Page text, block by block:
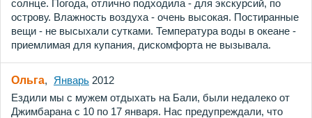
солнце. Погода, отлично подходила - для экскурсий, по
острову. Влажность воздуха - очень высокая. Постиранные
вещи - не высыхали сутками. Температура воды в океане -
приемлимая для купания, дискомфорта не вызывала.
Ольга, Январь 2012
Ездили мы с мужем отдыхать на Бали, были недалеко от
Джимбарана с 10 по 17 января. Нас предупреждали, что